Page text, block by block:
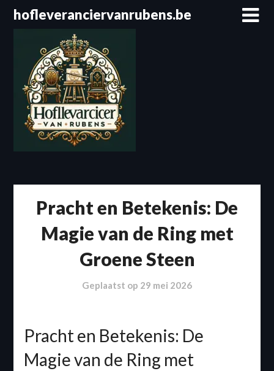
Spring
naar
hofleveranciervanrubens.be
Pracht en Betekenis: De
Magie van de Ring met
Groene Steen
Geplaatst op 29 mei 2026
Pracht en Betekenis: De
Magie van de Ring met